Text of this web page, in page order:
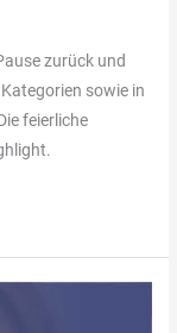
zurück und
sowie in
feierliche